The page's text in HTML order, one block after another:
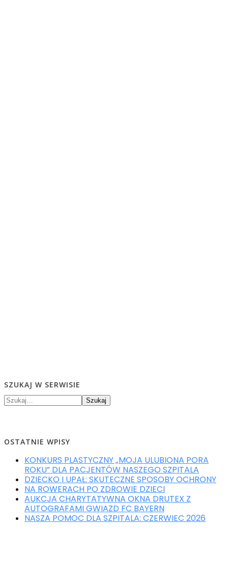
SZUKAJ W SERWISIE
Szukaj
OSTATNIE WPISY
KONKURS PLASTYCZNY „MOJA ULUBIONA PORA
ROKU” DLA PACJENTÓW NASZEGO SZPITALA
DZIECKO I UPAŁ: SKUTECZNE SPOSOBY OCHRONY
NA ROWERACH PO ZDROWIE DZIECI
AUKCJA CHARYTATYWNA OKNA DRUTEX Z
AUTOGRAFAMI GWIAZD FC BAYERN
NASZA POMOC DLA SZPITALA: CZERWIEC 2026